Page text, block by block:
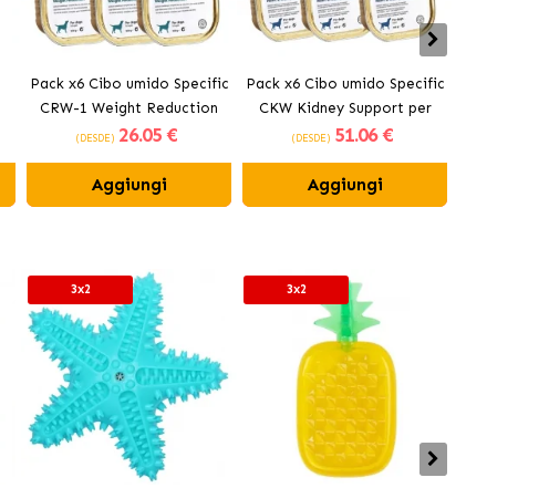
Pack x6 Cibo umido Specific
CRW-1 Weight Reduction
per cani obesi o diabetici
(DESDE) 26.05 €
Aggiungi
Pack x6 Cibo umido Specific
CKW Kidney Support per
cani con problemi renali,
(DESDE) 51.06 €
Aggiungi
3x2 3x2